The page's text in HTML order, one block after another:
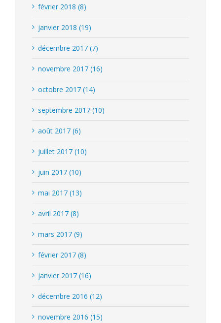
février 2018 (8)
janvier 2018 (19)
décembre 2017 (7)
novembre 2017 (16)
octobre 2017 (14)
septembre 2017 (10)
août 2017 (6)
juillet 2017 (10)
juin 2017 (10)
mai 2017 (13)
avril 2017 (8)
mars 2017 (9)
février 2017 (8)
janvier 2017 (16)
décembre 2016 (12)
novembre 2016 (15)